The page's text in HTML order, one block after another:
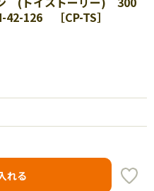
126 ［CP-TS］
れる